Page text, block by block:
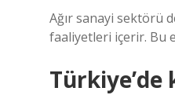
Ağır sanayi sektörü
faaliyetleri içerir. Bu
Türkiye’de